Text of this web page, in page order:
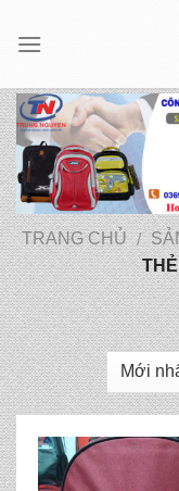
TRANG CHỦ /